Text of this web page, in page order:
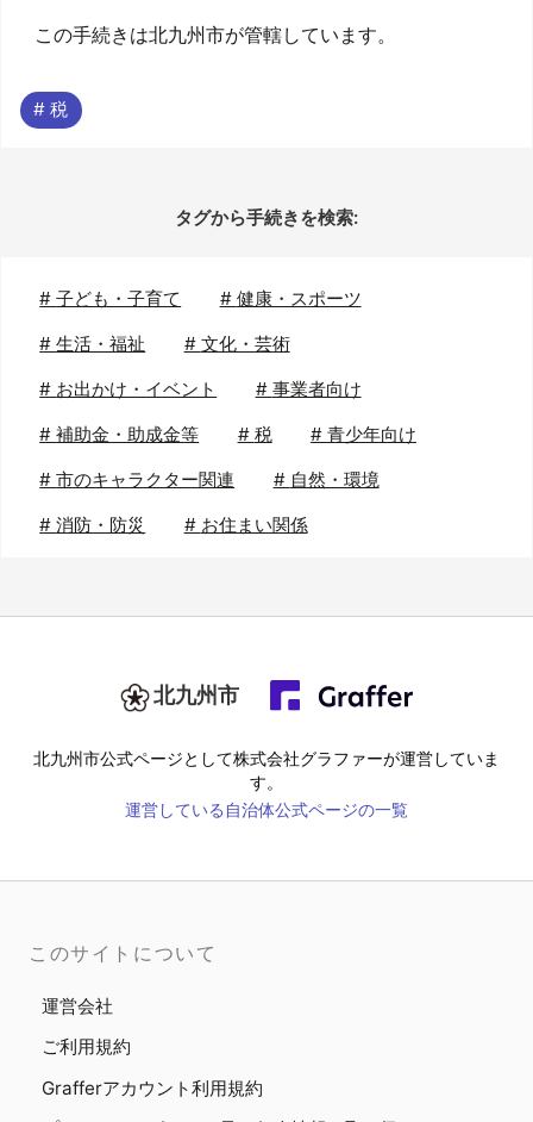
この手続きは北九州市が管轄しています。
# 税
タグから手続きを検索:
#子ども・子育て # 健康・スポーツ
#生活・福祉 # 文化・芸術
# お出かけ・イベント # 事業者向け
#補助金・助成金等 # 税 # 青少年向け
#市のキャラクター関連 # 自然・環境
#消防・防災 # お住まい関係
北九州市
北九州市公式ページとして株式会社グラファーが運営していま
す。
運営している自治体公式ページの一覧
このサイトについて
運営会社
ご利用規約
Grafferアカウント利用規約